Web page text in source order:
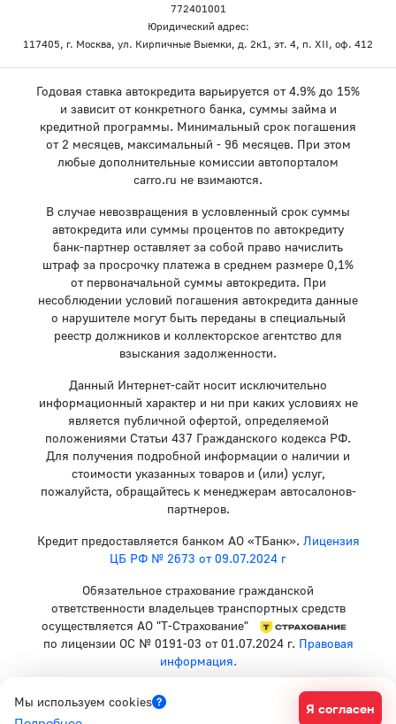
772401001
Юридический адрес:
117405, г. Москва, ул. Кирпичные Выемки, д. 2к1, эт. 4, п. XII, оф. 412
Годовая ставка автокредита варьируется от 4.9% до 15%
и зависит от конкретного банка, суммы займа и
кредитной программы. Минимальный срок погашения
от 2 месяцев, максимальный - 96 месяцев. При этом
любые дополнительные комиссии автопорталом
carro.ru не взимаются.
В случае невозвращения в условленный срок суммы
автокредита или суммы процентов по автокредиту
банк-партнер оставляет за собой право начислить
штраф за просрочку платежа в среднем размере 0,1%
от первоначальной суммы автокредита. При
несоблюдении условий погашения автокредита данные
о нарушителе могут быть переданы в специальный
реестр должников и коллекторское агентство для
взыскания задолженности.
Данный Интернет-сайт носит исключительно
информационный характер и ни при каких условиях не
является публичной офертой, определяемой
положениями Статьи 437 Гражданского кодекса РФ.
Для получения подробной информации о наличии и
стоимости указанных товаров и (или) услуг,
пожалуйста, обращайтесь к менеджерам автосалонов-
партнеров.
Кредит предоставляется банком АО «ТБанк». Лицензия
ЦБ РФ № 2673 от 09.07.2024 г
Обязательное страхование гражданской
ответственности владельцев транспортных средств
осуществляется АО "Т-Страхование"
по лицензии ОС № 0191-03 от 01.07.2024 г. Правовая
информация.
Политика конфиденциальности
Согласие на рекламную рассылку
Мы используем cookies
Я согласен